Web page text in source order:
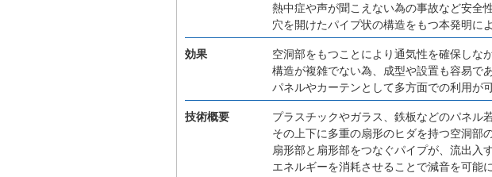
熱中症や声が聞こえない為の事故など安全
穴を開けたパイプ状の構造をもつ本発明に
効果
空洞部をもつことにより通気性を確保しな
構造が複雑でない為、成型や設置も容易であ
パネルやカーテンとして多方面での利用が
技術概要
プラスチックやガラス、鉄板などのパネル
その上下に多重の扇形のヒダを持つ空洞部
扇形部と扇形部をつなぐパイプが、流出入
エネルギーを消耗させることで減音を可能に